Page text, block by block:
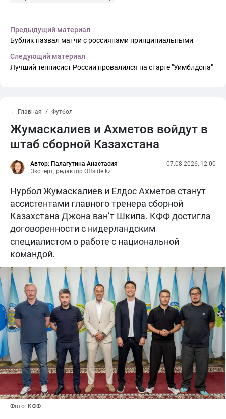
Предыдущий материал
Бублик назвал матчи с россиянами принципиальными
Следующий материал
Лучший теннисист России провалился на старте "Уимблдона"
← Главная Футбол
Жумаскалиев и Ахметов войдут в
штаб сборной Казахстана
Автор: Палагутина Анастасия
Эксперт, редактор Offside.kz
07.08.2026, 12:00
Нурбол Жумаскалиев и Елдос Ахметов станут
ассистентами главного тренера сборной
Казахстана Джона ван’т Шкипа. КФФ достигла
договоренности с нидерландским
специалистом о работе с национальной
командой.
Фото: КФФ